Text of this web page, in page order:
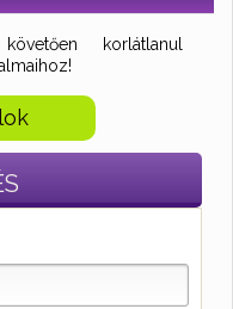
korlátlanul